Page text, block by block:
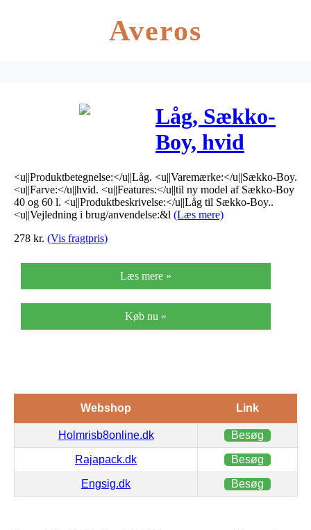
Averos
Låg, Sækko-
Boy, hvid
*Denne vare
tages ikke
retur*
<u||Produktbetegnelse:</u||Låg. <u||Varemærke:</u||Sækko-Boy.
<u||Farve:</u||hvid. <u||Features:</u||til ny model af Sækko-Boy
40 og 60 l. <u||Produktbeskrivelse:</u||Låg til Sækko-Boy..
<u||Vejledning i brug/anvendelse:&l (Læs mere)
278 kr. (Vis fragtpris)
Læs mere »
Køb nu »
Webshop Link
Holmrisb8online.dk Besøg
Rajapack.dk Besøg
Engsig.dk Besøg